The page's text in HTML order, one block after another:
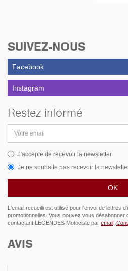
SUIVEZ-NOUS
Facebook
Instagram
Restez informé
email
J'accepte de recevoir la newsletter
Je ne souhaite pas recevoir la
L'email recueilli est utilisé pour l'envoi de lettres
promotionnelles. Vous pouvez vous désabonner
contactant LEGENDES Motociste par email .
AVIS